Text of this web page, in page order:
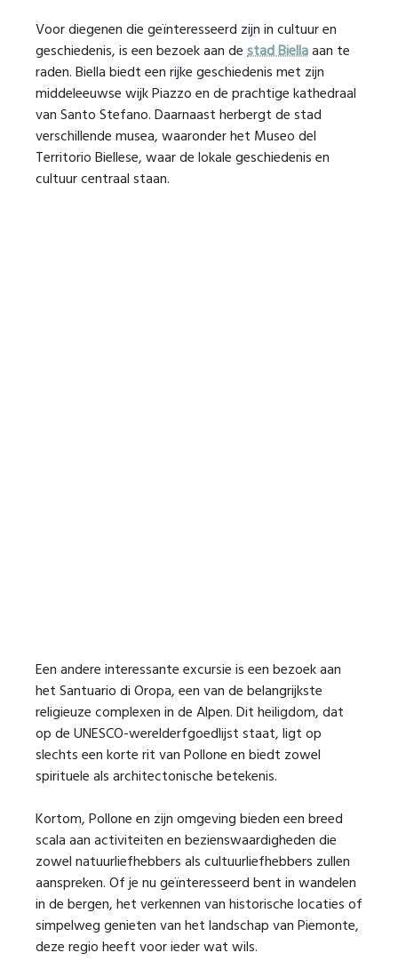
Voor diegenen die geïnteresseerd zijn in cultuur en
geschiedenis, is een bezoek aan destad Biellaaan te
raden. Biella biedt een rijke geschiedenis met zijn
middeleeuwse wijk Piazzo en de prachtige kathedraal
van Santo Stefano. Daarnaast herbergt de stad
verschillende musea, waaronder het Museo del
Territorio Biellese, waar de lokale geschiedenis en
cultuur centraal staan.
Een andere interessante excursie is een bezoek aan
het Santuario di Oropa, een van de belangrijkste
religieuze complexen in de Alpen. Dit heiligdom, dat
op de UNESCO-werelderfgoedlijst staat, ligt op
slechts een korte rit van Pollone en biedt zowel
spirituele als architectonische betekenis.
Kortom, Pollone en zijn omgeving bieden een breed
scala aan activiteiten en bezienswaardigheden die
zowel natuurliefhebbers als cultuurliefhebbers zullen
aanspreken. Of je nu geïnteresseerd bent in wandelen
in de bergen, het verkennen van historische locaties of
simpelweg genieten van het landschap van Piemonte,
deze regio heeft voor ieder wat wils.